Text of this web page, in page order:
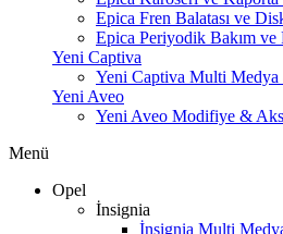
Epica Fren Balatası ve
Epica Periyodik Bakım ve
Yeni Captiva
Yeni Captiva Multi Medya
Yeni Aveo
Yeni Aveo Modifiye &
Menü
Opel
İnsignia
İnsignia Multi